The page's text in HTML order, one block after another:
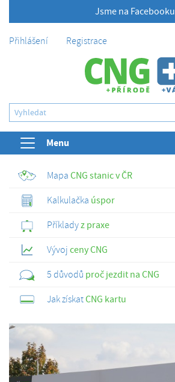
Jsme na Facebooku
Přihlášení Registrace
Menu
Mapa CNG stanic v ČR
Kalkulačka úspor
Příkladyz praxe
Vývoj ceny CNG
5 důvodů proč jezdit na CNG
Jak získatCNG kartu